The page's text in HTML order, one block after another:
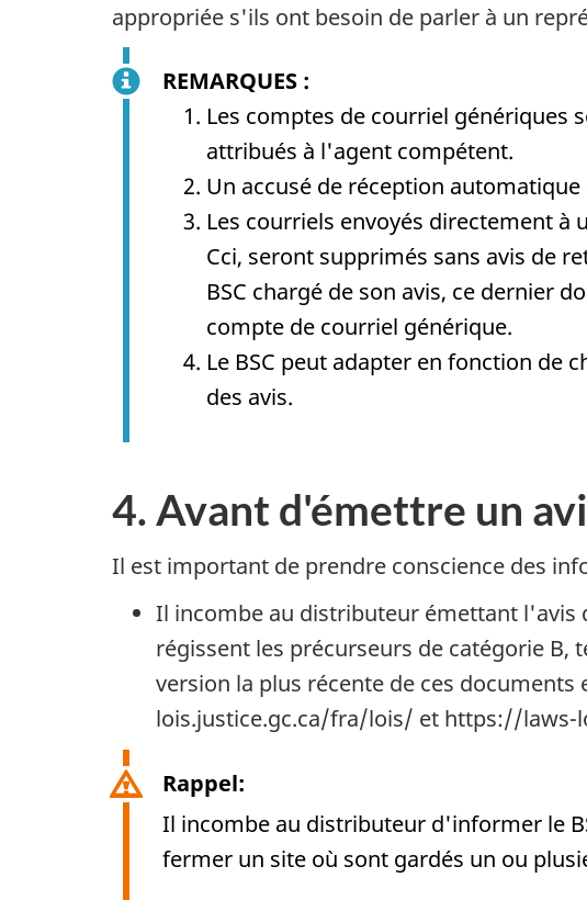
appropriée s'ils ont besoin de parler à un
REMARQUES :
Les comptes de courriel génériques
attribués à l'agent compétent.
Un accusé de réception
Les courriels envoyés directement à
Cci, seront supprimés sans avis de
BSC chargé de son avis, ce dernier
compte de courriel générique.
Le BSC peut adapter en fonction de
des avis.
4. Avant d'émettre un
Il est important de prendre conscience des
Il incombe au distributeur émettant l'avis
régissent les précurseurs de catégorie B,
version la plus récente de ces
lois.justice.gc.ca/fra/lois/ et https://
Rappel:
Il incombe au distributeur d'informer le
fermer un site où sont gardés un ou